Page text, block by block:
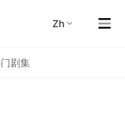
zh
剧集